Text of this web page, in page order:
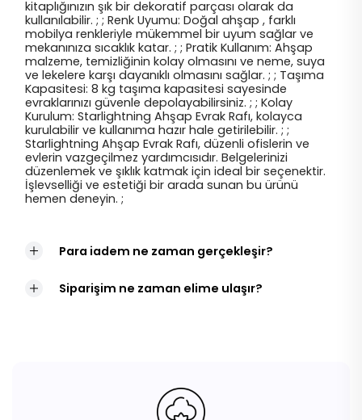
kitaplığınızın şık bir dekoratif parçası olarak da
kullanılabilir. ; ; Renk Uyumu: Doğal ahşap , farklı
mobilya renkleriyle mükemmel bir uyum sağlar ve
mekanınıza sıcaklık katar. ; ; Pratik Kullanım: Ahşap
malzeme, temizliğinin kolay olmasını ve neme, suya
ve lekelere karşı dayanıklı olmasını sağlar. ; ; Taşıma
Kapasitesi: 8 kg taşıma kapasitesi sayesinde
evraklarınızı güvenle depolayabilirsiniz. ; ; Kolay
Kurulum: Starlightning Ahşap Evrak Rafı, kolayca
kurulabilir ve kullanıma hazır hale getirilebilir. ; ;
Starlightning Ahşap Evrak Rafı, düzenli ofislerin ve
evlerin vazgeçilmez yardımcısıdır. Belgelerinizi
düzenlemek ve şıklık katmak için ideal bir seçenektir.
İşlevselliği ve estetiği bir arada sunan bu ürünü
hemen deneyin. ;
Para iadem ne zaman gerçekleşir?
Siparişim ne zaman elime ulaşır?